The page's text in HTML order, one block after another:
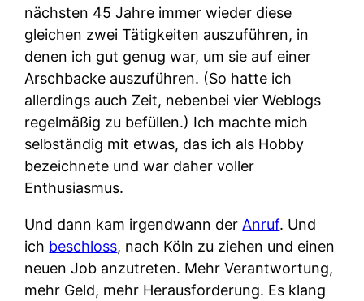
nächsten 45 Jahre immer wieder diese
gleichen zwei Tätigkeiten auszuführen, in
denen ich gut genug war, um sie auf einer
Arschbacke auszuführen. (So hatte ich
allerdings auch Zeit, nebenbei vier Weblogs
regelmäßig zu befüllen.) Ich machte mich
selbständig mit etwas, das ich als Hobby
bezeichnete und war daher voller
Enthusiasmus.
Und dann kam irgendwann der Anruf. Und
ich beschloss, nach Köln zu ziehen und einen
neuen Job anzutreten. Mehr Verantwortung,
mehr Geld, mehr Herausforderung. Es klang